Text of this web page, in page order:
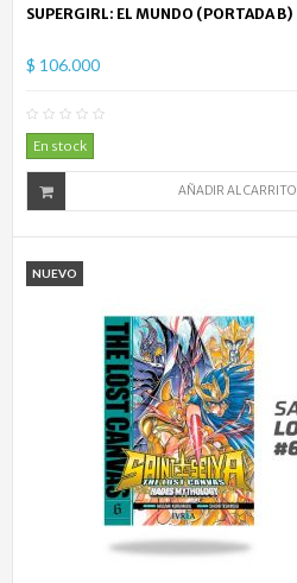
SUPERGIRL: EL MUNDO (PORTADA B)
$ 106.000
En stock
AÑADIR AL CARRITO
NUEVO